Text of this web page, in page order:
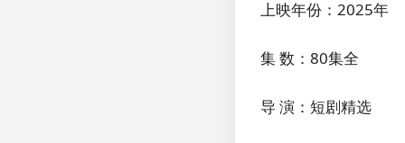
上映年份：2025年
集 数：80集全
导 演：短剧精选